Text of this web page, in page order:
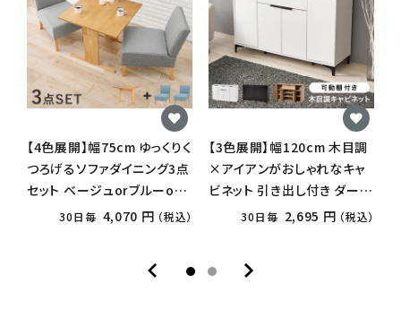
【4色展開】幅75cm ゆっくりく
つろげるソファダイニング3点
セット ベージュorブルーorブ
ラウンorライトグレー
30日毎 4,070 円 （税込）
【3色展開】幅120cm 木目調
×アイアンがおしゃれなキャ
ビネット 引き出し付き ダーク
ブラウンorナチュラルorホワ
30日毎 2,695 円 （税込）